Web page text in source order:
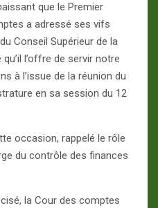
que le Premier
a adressé ses vifs
Conseil Supérieur de la
l’offre de servir notre
à l’issue de la réunion du
en sa session du 12
occasion, rappelé le rôle
du contrôle des finances
la Cour des comptes